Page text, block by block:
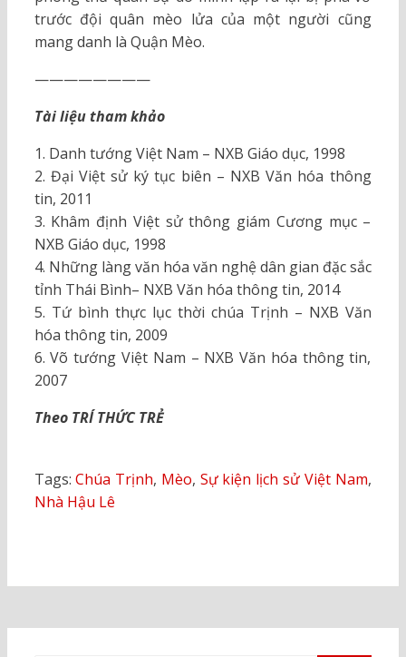
trước đội quân mèo lửa của một người cũng
mang danh là Quận Mèo.
————————
Tài liệu tham khảo
1. Danh tướng Việt Nam – NXB Giáo dục, 1998
2. Đại Việt sử ký tục biên – NXB Văn hóa thông
tin, 2011
3. Khâm định Việt sử thông giám Cương mục –
NXB Giáo dục, 1998
4. Những làng văn hóa văn nghệ dân gian đặc sắc
tỉnh Thái Bình– NXB Văn hóa thông tin, 2014
5. Tứ bình thực lục thời chúa Trịnh – NXB Văn
hóa thông tin, 2009
6. Võ tướng Việt Nam – NXB Văn hóa thông tin,
2007
Theo TRÍ THỨC TRẺ
Tags:Chúa Trịnh, Mèo, Sự kiện lịch sử Việt Nam,
Nhà Hậu Lê